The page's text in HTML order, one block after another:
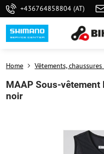
+436764858804 (AT)
Home Vêtements,
MAAP Sous-vêtement
noir